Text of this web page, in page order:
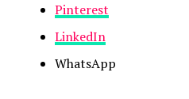
Pinterest
LinkedIn
WhatsApp